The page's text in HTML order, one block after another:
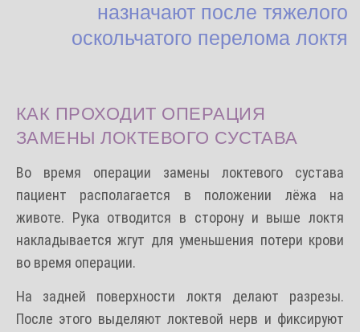
назначают после тяжелого
оскольчатого перелома локтя
КАК ПРОХОДИТ ОПЕРАЦИЯ
ЗАМЕНЫ ЛОКТЕВОГО СУСТАВА
Во время операции замены локтевого сустава
пациент располагается в положении лёжа на
животе. Рука отводится в сторону и выше локтя
накладывается жгут для уменьшения потери крови
во время операции.
На задней поверхности локтя делают разрезы.
После этого выделяют локтевой нерв и фиксируют